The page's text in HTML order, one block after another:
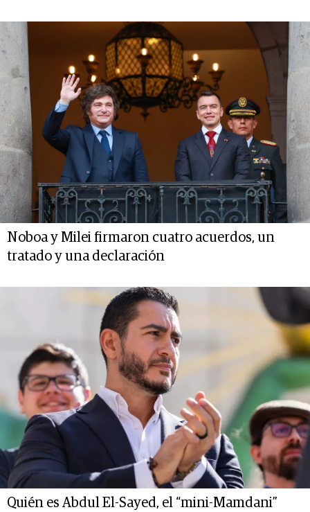
Noboa y Milei firmaron cuatro acuerdos, un
tratado y una declaración
Quién es Abdul El-Sayed, el “mini-Mamdani”